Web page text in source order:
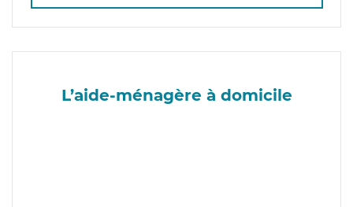
L’aide-ménagère à domicile